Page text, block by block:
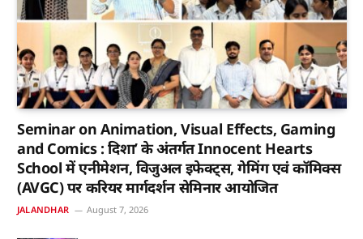
Seminar on Animation, Visual Effects, Gaming
and Comics : दिशा’ के अंतर्गत Innocent Hearts
School में एनीमेशन, विजुअल इफेक्ट्स, गेमिंग एवं कॉमिक्स
(AVGC) पर करियर मार्गदर्शन सेमिनार आयोजित
JALANDHAR August 7, 2026